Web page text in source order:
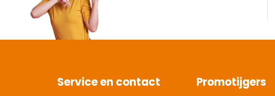
Service en contact Promotijgers